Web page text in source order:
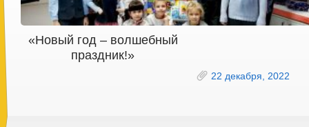
«Новый год – волшебный
праздник!»
22 декабря, 2022